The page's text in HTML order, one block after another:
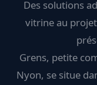
Des solutions
vitrine au
Grens, petite
Nyon, se situe